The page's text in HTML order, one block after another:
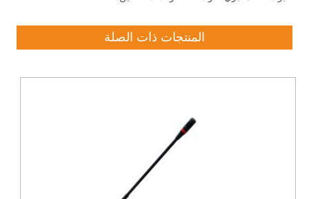
المنتجات ذات الصلة